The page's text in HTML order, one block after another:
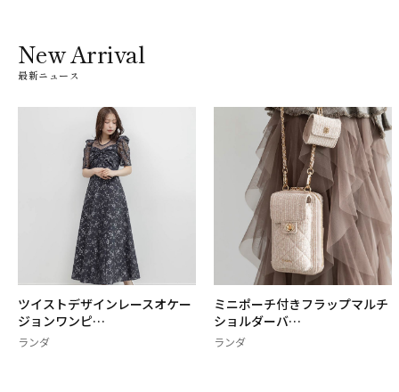
New Arrival
最新ニュース
ツイストデザインレースオケー
ジョンワンピ…
ランダ
ミニポーチ付きフラップマルチ
ショルダーバ…
ランダ